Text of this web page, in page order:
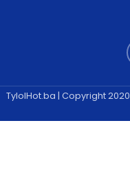
TylolHot.ba | Copyright